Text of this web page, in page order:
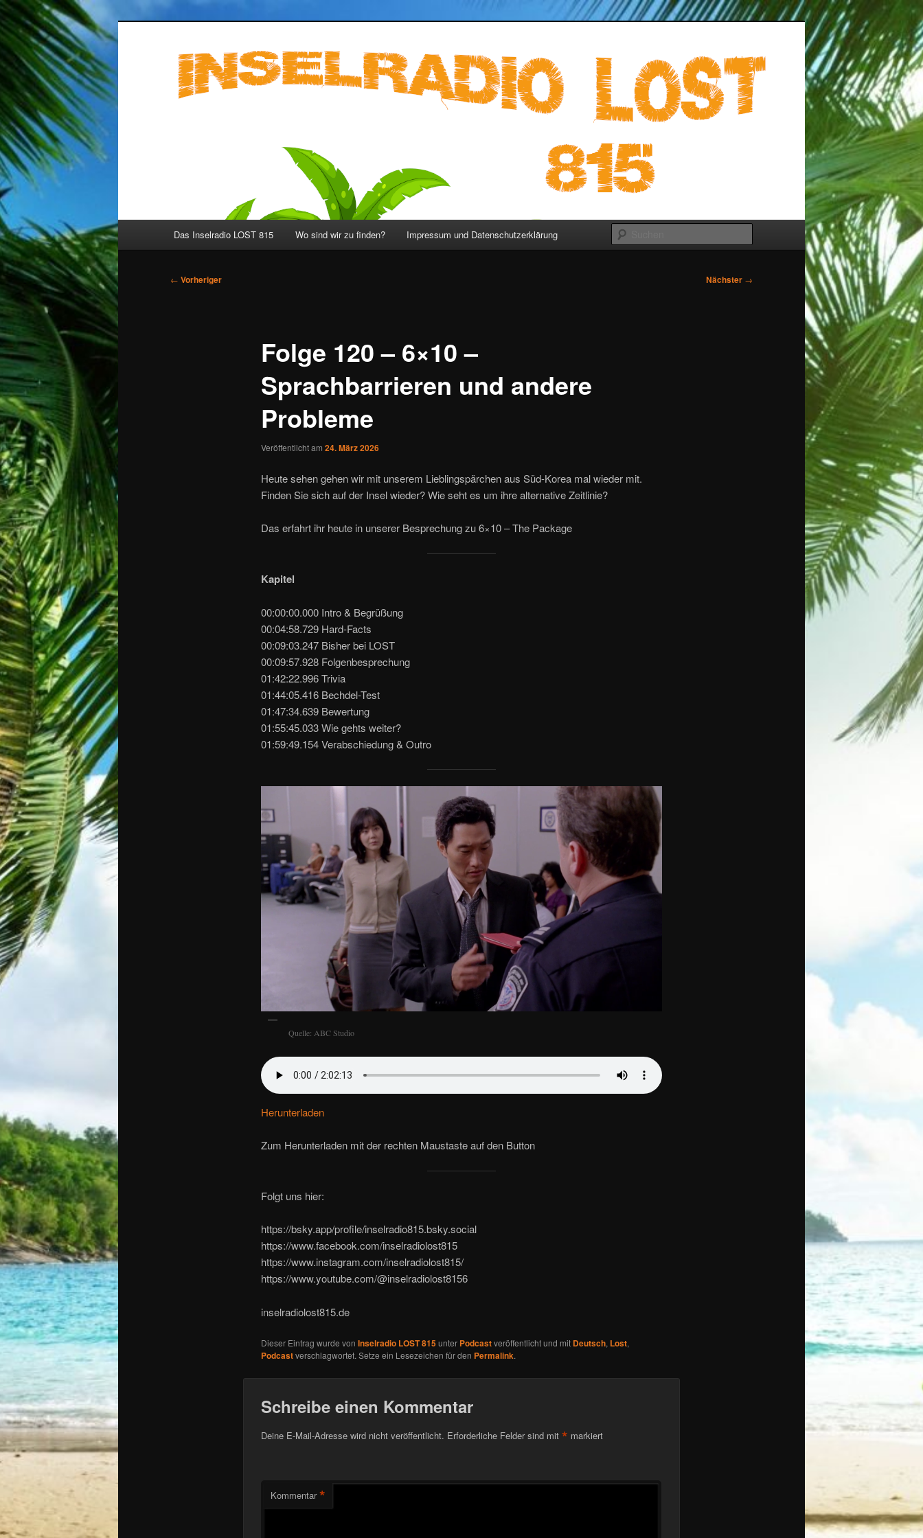
Zum
primären
Inhalt
springen
Inselradio LOST 815 – LOST Podcast deutsch
Das Inselradio LOST 815 Wo sind wir zu finden? Impressum und Datenschutzerklärung
Beitragsnavigation
← Vorheriger Nächster →
Folge 120 – 6×10 –
Sprachbarrieren und andere
Probleme
Veröffentlicht am 24. März 2026
Heute sehen gehen wir mit unserem Lieblingspärchen aus Süd-Korea mal wieder mit.
Finden Sie sich auf der Insel wieder? Wie seht es um ihre alternative Zeitlinie?
Das erfahrt ihr heute in unserer Besprechung zu 6×10 – The Package
Kapitel
00:00:00.000 Intro & Begrüßung
00:04:58.729 Hard-Facts
00:09:03.247 Bisher bei LOST
00:09:57.928 Folgenbesprechung
01:42:22.996 Trivia
01:44:05.416 Bechdel-Test
01:47:34.639 Bewertung
01:55:45.033 Wie gehts weiter?
01:59:49.154 Verabschiedung & Outro
Quelle: ABC Studio
Herunterladen
Zum Herunterladen mit der rechten Maustaste auf den Button
Folgt uns hier:
https://bsky.app/profile/inselradio815.bsky.social
https://www.facebook.com/inselradiolost815
https://www.instagram.com/inselradiolost815/
https://www.youtube.com/@inselradiolost8156
inselradiolost815.de
Dieser Eintrag wurde von Inselradio LOST 815unter Podcastveröffentlicht und mit Deutsch, Lost,
Podcastverschlagwortet. Setze ein Lesezeichen für den Permalink.
Schreibe einen Kommentar
Deine E-Mail-Adresse wird nicht veröffentlicht. Erforderliche Felder sind mit * markiert
Kommentar *